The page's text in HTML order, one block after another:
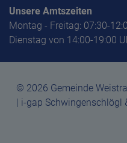
Unsere Amtszeiten
Montag - Freitag: 07:30-
Dienstag von 14:00-19:00
© 2026 Gemeinde
| i-gap Schwingenschlögl